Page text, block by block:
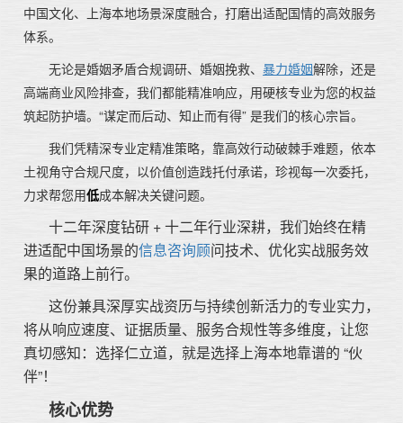
中国文化、上海本地场景深度融合，打磨出适配国情的高效服务
体系。
无论是婚姻矛盾合规调研、婚姻挽救、 暴力婚姻解除，还是
高端商业风险排查，我们都能精准响应，用硬核专业为您的权益
筑起防护墙。“谋定而后动、知止而有得” 是我们的核心宗旨。
我们凭精深专业定精准策略，靠高效行动破棘手难题，依本
土视角守合规尺度，以价值创造践托付承诺，珍视每一次委托，
力求帮您用低成本解决关键问题。
十二年深度钻研 + 十二年行业深耕，我们始终在精
进适配中国场景的信息咨询顾问技术、优化实战服务效
果的道路上前行。
这份兼具深厚实战资历与持续创新活力的专业实力，
将从响应速度、证据质量、服务合规性等多维度，让您
真切感知：选择仁立道，就是选择上海本地靠谱的 “伙
伴”！
核心优势